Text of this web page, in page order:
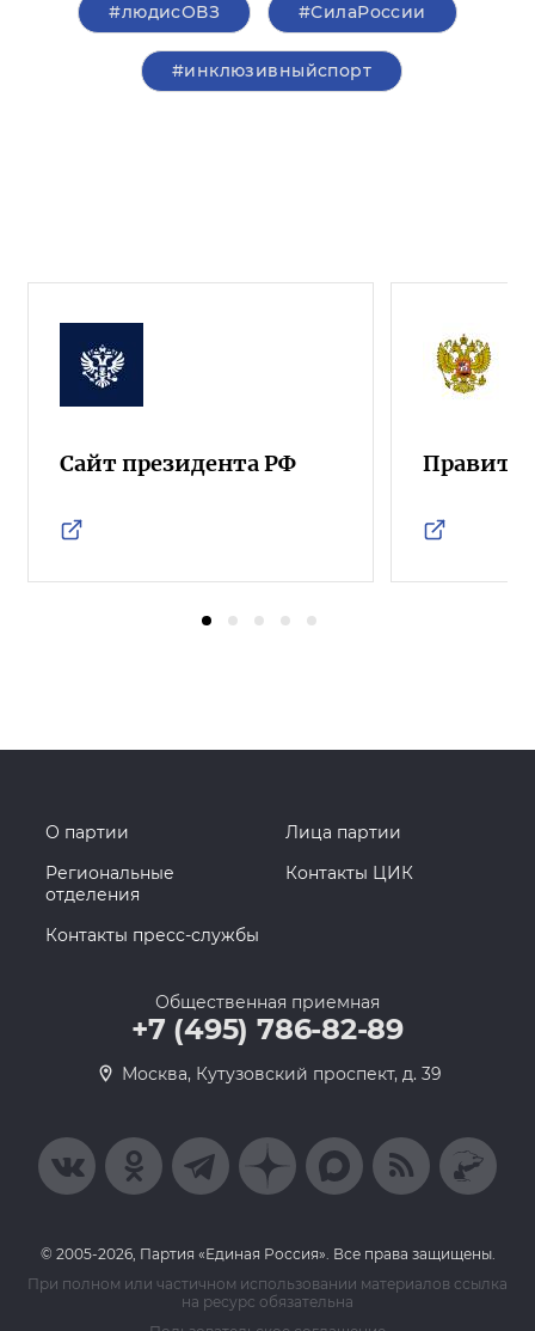
#людисОВЗ #СилаРоссии
#инклюзивныйспорт
Сайт президента РФ
О партии
Лица партии
Региональные
отделения
Контакты ЦИК
Контакты пресс-службы
Общественная приемная
+7 (495) 786-82-89
Москва, Кутузовский проспект, д. 39
© 2005-2026, Партия «Единая Россия». Все права защищены.
При полном или частичном использовании материалов ссылка
на ресурс обязательна